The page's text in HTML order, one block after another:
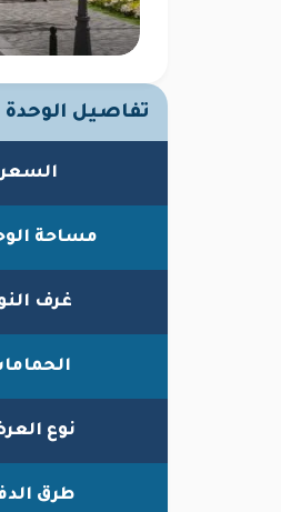
تفاصيل الوحدة
السعر
مساحة
غرف
نوع
طرق